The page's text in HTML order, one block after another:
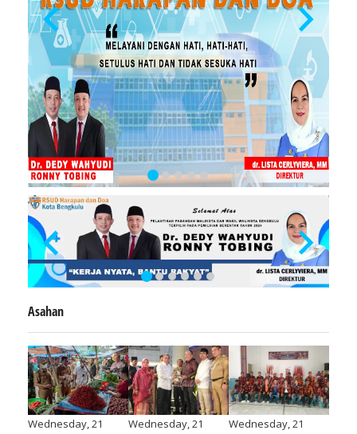
Asahan
Wednesday, 21
Wednesday, 21
Wednesday, 21